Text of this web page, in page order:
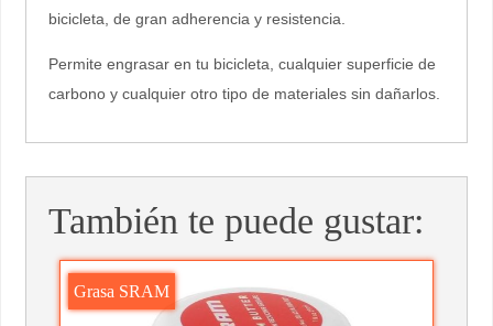
bicicleta, de gran adherencia y resistencia.
Permite engrasar en tu bicicleta, cualquier superficie de
carbono y cualquier otro tipo de materiales sin dañarlos.
También te puede gustar:
Grasa SRAM